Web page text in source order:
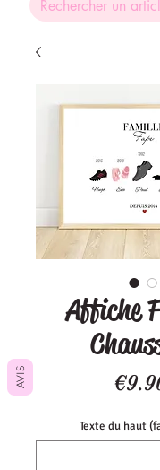
Affiche
Texte du haut
AVIS